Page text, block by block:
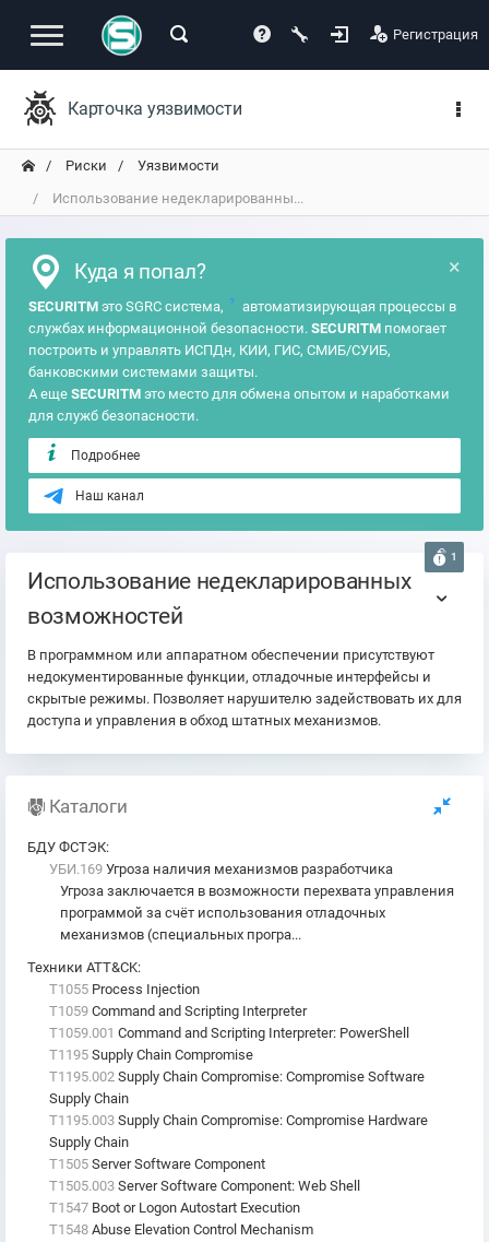
Регистрация
Карточка уязвимости
Риски
Уязвимости
Использование недекларированны...
×
Куда я попал?
SECURITM это SGRC система, ?
автоматизирующая процессы в
службах информационной безопасности. SECURITM помогает
построить и управлять ИСПДн, КИИ, ГИС, СМИБ/СУИБ,
банковскими системами защиты.
А еще SECURITM это место для обмена опытом и наработками
для служб безопасности.
Подробнее
Наш канал
1
Использование недекларированных
возможностей
В программном или аппаратном обеспечении присутствуют
недокументированные функции, отладочные интерфейсы и
скрытые режимы. Позволяет нарушителю задействовать их для
доступа и управления в обход штатных механизмов.
Каталоги
БДУ ФСТЭК:
УБИ.169 Угроза наличия механизмов разработчика
Угроза заключается в возможности перехвата управления
программой за счёт использования отладочных
механизмов (специальных програ...
Техники ATT&CK:
T1055 Process Injection
T1059 Command and Scripting Interpreter
T1059.001 Command and Scripting Interpreter: PowerShell
T1195 Supply Chain Compromise
T1195.002 Supply Chain Compromise: Compromise Software
Supply Chain
T1195.003 Supply Chain Compromise: Compromise Hardware
Supply Chain
T1505 Server Software Component
T1505.003 Server Software Component: Web Shell
T1547 Boot or Logon Autostart Execution
T1548 Abuse Elevation Control Mechanism